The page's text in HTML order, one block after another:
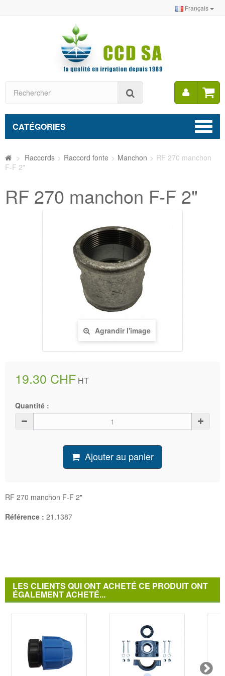
Français
Mon
CATÉGORIES
> Raccords > Raccord fonte > Manchon > RF 270 manchon
F-F 2"
RF 270 manchon F-F 2"
Agrandir l'image
19.30 CHF HT
Quantité :
Ajouter au panier
RF 270 manchon F-F 2"
Référence : 21.1387
LES CLIENTS QUI ONT ACHETÉ CE PRODUIT ONT
ÉGALEMENT ACHETÉ...